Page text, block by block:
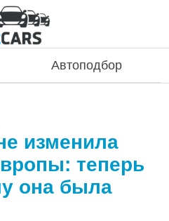
Автоподбор
изменила
теперь
она была